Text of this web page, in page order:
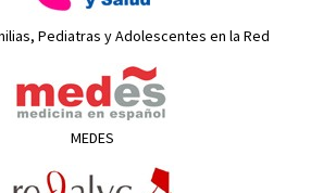
Pediatras y Adolescentes en la Red
MEDES